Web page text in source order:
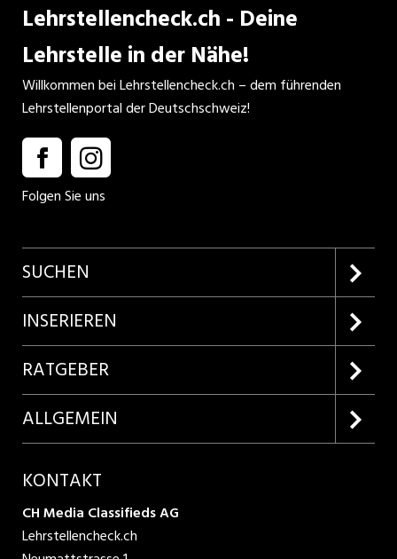
Lehrstellencheck.ch - Deine
Lehrstelle in der Nähe!
Willkommen bei Lehrstellencheck.ch – dem führenden
Lehrstellenportal der Deutschschweiz!
Folgen Sie uns
SUCHEN
Firmenprofile entdecken
Lehrstellen suchen
INSERIEREN
Kundenlogin
Inserieren
Produkte
RATGEBER
Lehrberufe entdecken
ALLGEMEIN
AGB
Datenschutzbestimmungen
KONTAKT
CH Media Classifieds AG
Lehrstellencheck.ch